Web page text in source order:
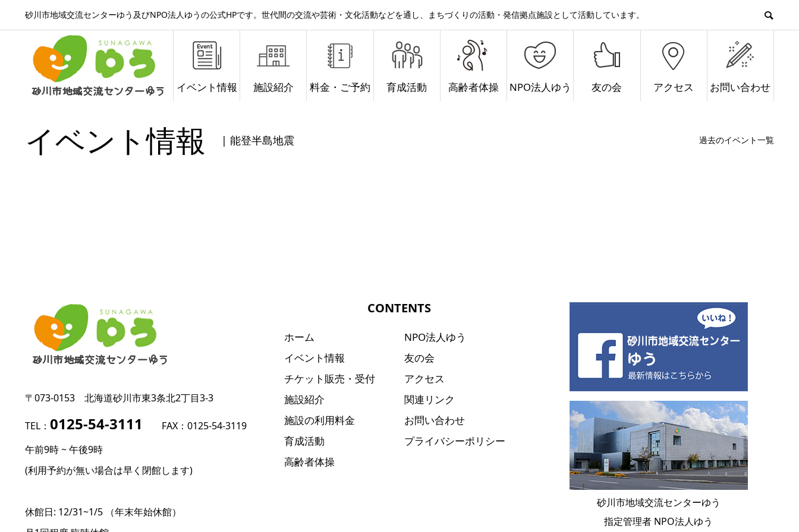
砂川市地域交流センターゆう及びNPO法人ゆうの公式HPです。世代間の交流や芸術・文化活動などを通し、まちづくりの活動・発信拠点施設として活動しています。
イベント情報 施設紹介 料金・ご予約 育成活動 高齢者体操 NPO法人ゆう 友の会 アクセス お問い合わせ
イベント情報 | 能登半島地震 過去のイベント一覧
〒073-0153 北海道砂川市東3条北2丁目3-3
TEL： 0125-54-3111
FAX：0125-54-3119
午前9時 ~ 午後9時
(利用予約が無い場合は早く閉館します)
休館日: 12/31~1/5 （年末年始休館）
CONTENTS
ホーム
イベント情報
チケット販売・受付
施設紹介
施設の利用料金
育成活動
高齢者体操
NPO法人ゆう
友の会
アクセス
関連リンク
お問い合わせ
プライバシーポリシー
砂川市地域交流センターゆう
指定管理者 NPO法人ゆう